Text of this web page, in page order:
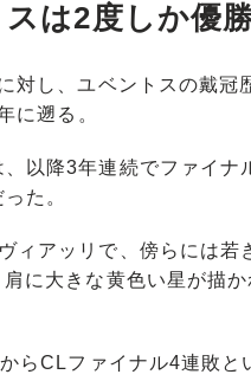
は2度しか優
し、ユベントスの戴冠
に遡る。
以降3年連続でファイナ
た。
アッリで、傍らには若
に大きな黄色い星が描
らCLファイナル4連敗と